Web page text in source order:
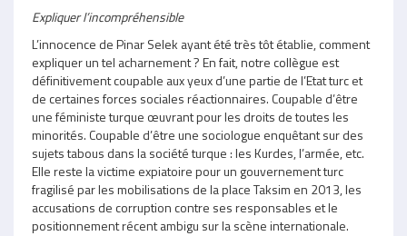
Expliquer l’incompréhensible
L’innocence de Pinar Selek ayant été très tôt établie, comment
expliquer un tel acharnement ? En fait, notre collègue est
définitivement coupable aux yeux d’une partie de l’Etat turc et
de certaines forces sociales réactionnaires. Coupable d’être
une féministe turque œuvrant pour les droits de toutes les
minorités. Coupable d’être une sociologue enquêtant sur des
sujets tabous dans la société turque : les Kurdes, l’armée, etc.
Elle reste la victime expiatoire pour un gouvernement turc
fragilisé par les mobilisations de la place Taksim en 2013, les
accusations de corruption contre ses responsables et le
positionnement récent ambigu sur la scène internationale.